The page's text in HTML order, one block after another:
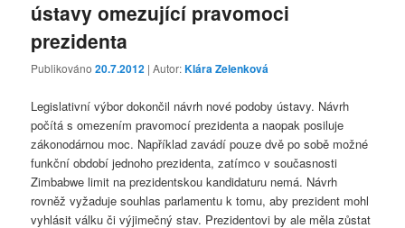
ústavy omezující pravomoci
prezidenta
Publikováno20.7.2012 | Autor:Klára Zelenková
Legislativní výbor dokončil návrh nové podoby ústavy. Návrh
počítá s omezením pravomocí prezidenta a naopak posiluje
zákonodárnou moc. Například zavádí pouze dvě po sobě možné
funkční období jednoho prezidenta, zatímco v současnosti
Zimbabwe limit na prezidentskou kandidaturu nemá. Návrh
rovněž vyžaduje souhlas parlamentu k tomu, aby prezident mohl
vyhlásit válku či výjimečný stav. Prezidentovi by ale měla zůstat